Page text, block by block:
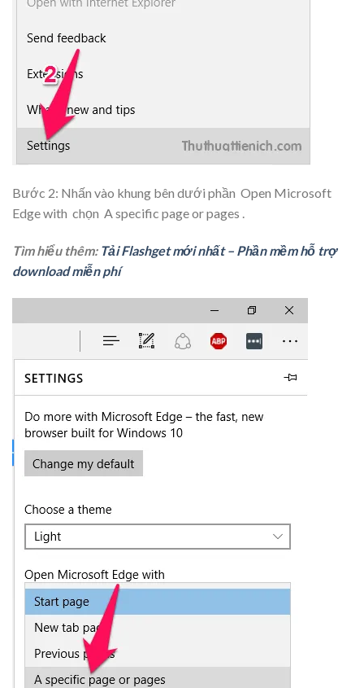
Bước 2: Nhấn vào khung bên dưới phần Open Microsoft
Edge with chọn A specific page or pages .
Tìm hiểu thêm: Tải Flashget mới nhất – Phần mềm hỗ trợ
download miễn phí